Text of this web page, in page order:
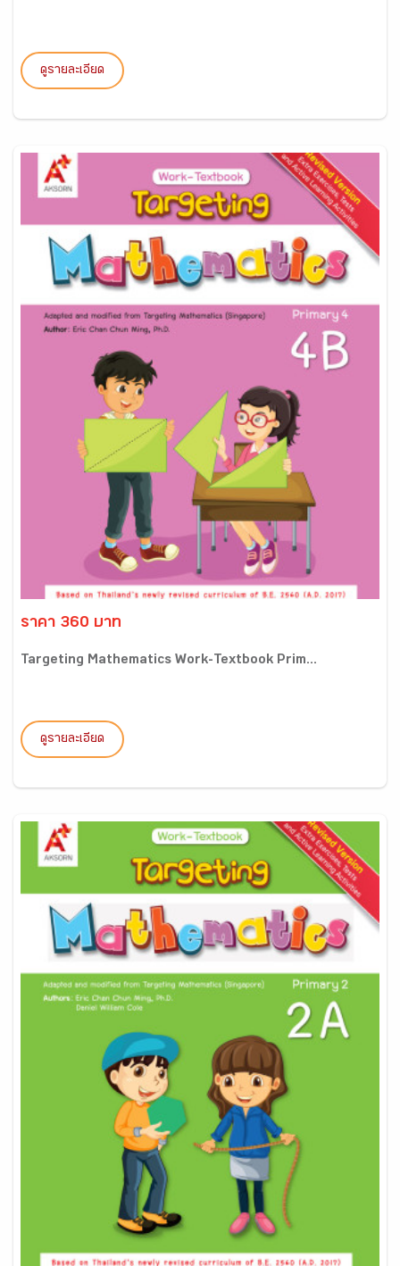
ดูรายละเอียด
ราคา 360 บาท
Targeting Mathematics Work-Textbook Prim...
ดูรายละเอียด